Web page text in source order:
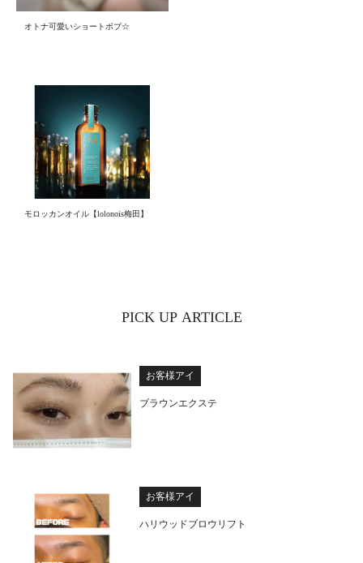
オトナ可愛いショートボブ☆
モロッカンオイル【lolonois梅田】
PICK UP ARTICLE
お客様アイ
ブラウンエクステ
お客様アイ
ハリウッドブロウリフト